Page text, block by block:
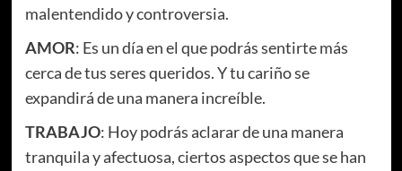
malentendido y controversia.
AMOR: Es un día en el que podrás sentirte más
cerca de tus seres queridos. Y tu cariño se
expandirá de una manera increíble.
TRABAJO: Hoy podrás aclarar de una manera
tranquila y afectuosa, ciertos aspectos que se han